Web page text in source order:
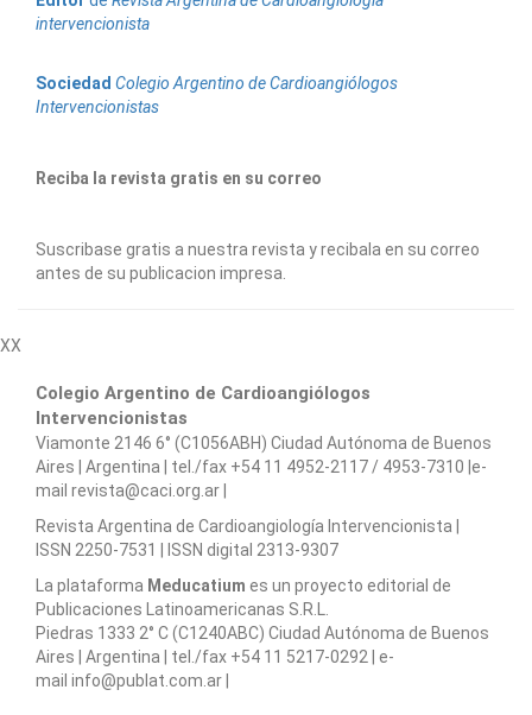
intervencionista
Sociedad Colegio Argentino de Cardioangiólogos
Intervencionistas
Reciba la revista gratis en su correo
Suscribase gratis a nuestra revista y recibala en su correo
antes de su publicacion impresa.
XX
Colegio Argentino de Cardioangiólogos
Intervencionistas
Viamonte 2146 6° (C1056ABH) Ciudad Autónoma de Buenos
Aires | Argentina | tel./fax +54 11 4952-2117 / 4953-7310 |e-
mail revista@caci.org.ar |
Revista Argentina de Cardioangiologí­a Intervencionista |
ISSN 2250-7531 | ISSN digital 2313-9307
La plataforma Meducatium es un proyecto editorial de
Publicaciones Latinoamericanas S.R.L.
Piedras 1333 2° C (C1240ABC) Ciudad Autónoma de Buenos
Aires | Argentina | tel./fax +54 11 5217-0292 | e-
mail info@publat.com.ar |